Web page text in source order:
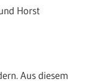
Horst
Aus diesem